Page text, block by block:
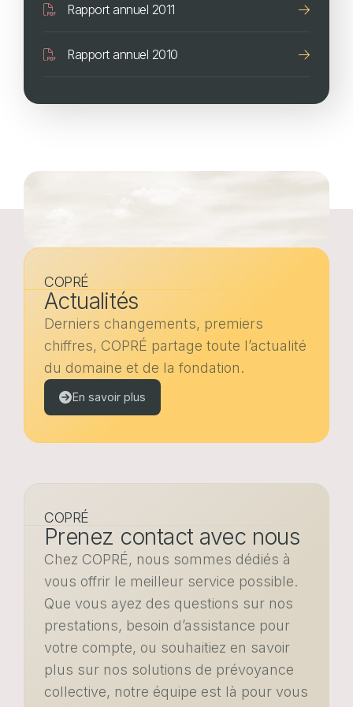
Rapport annuel 2011
Rapport annuel 2010
COPRÉ
Actualités
Derniers changements, premiers
chiffres, COPRÉ partage toute l’actualité
du domaine et de la fondation.
En savoir plus
COPRÉ
Prenez contact avec nous
Chez COPRÉ, nous sommes dédiés à
vous offrir le meilleur service possible.
Que vous ayez des questions sur nos
prestations, besoin d’assistance pour
votre compte, ou souhaitiez en savoir
plus sur nos solutions de prévoyance
collective, notre équipe est là pour vous